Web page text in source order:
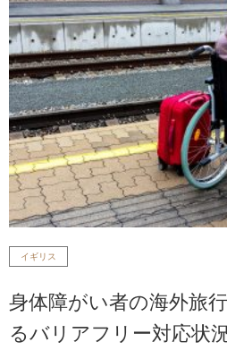
イギリス
身体障がい者の海外旅
るバリアフリー対応状